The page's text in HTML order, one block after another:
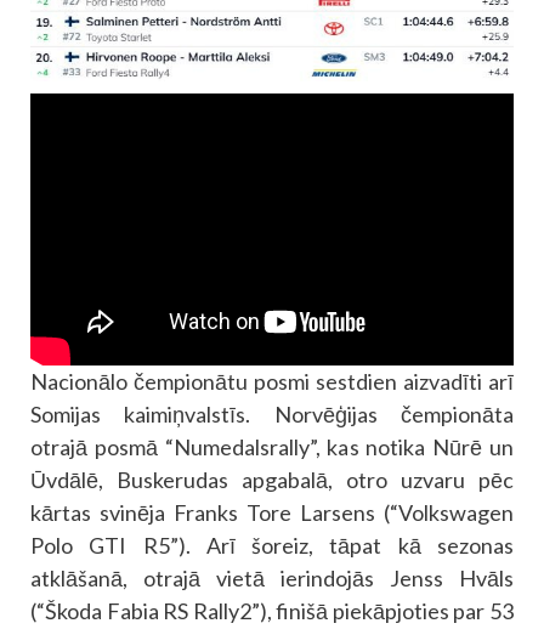
Nacionālo čempionātu posmi sestdien aizvadīti arī
Somijas kaimiņvalstīs. Norvēģijas čempionāta
otrajā posmā “Numedalsrally”, kas notika Nūrē un
Ūvdālē, Buskerudas apgabalā, otro uzvaru pēc
kārtas svinēja Franks Tore Larsens (“Volkswagen
Polo GTI R5”). Arī šoreiz, tāpat kā sezonas
atklāšanā, otrajā vietā ierindojās Jenss Hvāls
(“Škoda Fabia RS Rally2”), finišā piekāpjoties par 53